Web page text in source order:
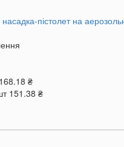
насадка-пістолет на
168.18 ₴
151.38 ₴